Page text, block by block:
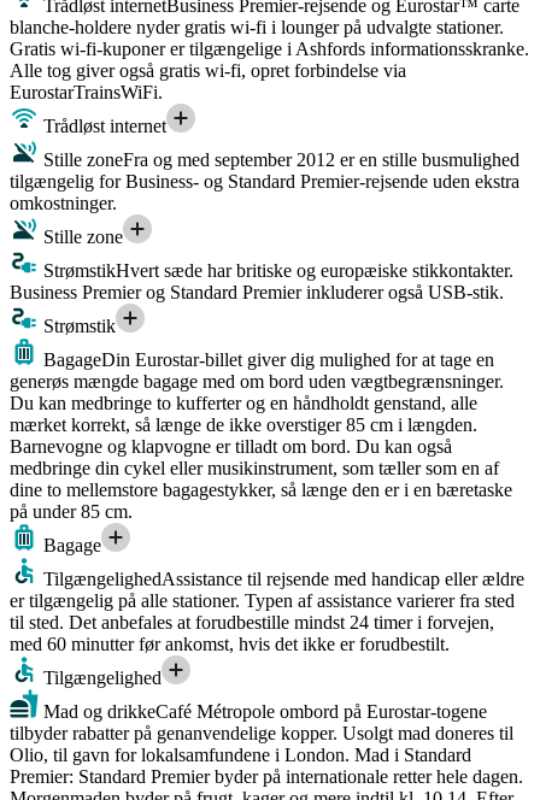
Trådløst internetBusiness Premier-rejsende og Eurostar™ carte
blanche-holdere nyder gratis wi-fi i lounger på udvalgte stationer.
Gratis wi-fi-kuponer er tilgængelige i Ashfords informationsskranke.
Alle tog giver også gratis wi-fi, opret forbindelse via
EurostarTrainsWiFi.
Trådløst internet
Stille zoneFra og med september 2012 er en stille busmulighed
tilgængelig for Business- og Standard Premier-rejsende uden ekstra
omkostninger.
Stille zone
StrømstikHvert sæde har britiske og europæiske stikkontakter.
Business Premier og Standard Premier inkluderer også USB-stik.
Strømstik
BagageDin Eurostar-billet giver dig mulighed for at tage en
generøs mængde bagage med om bord uden vægtbegrænsninger.
Du kan medbringe to kufferter og en håndholdt genstand, alle
mærket korrekt, så længe de ikke overstiger 85 cm i længden.
Barnevogne og klapvogne er tilladt om bord. Du kan også
medbringe din cykel eller musikinstrument, som tæller som en af
dine to mellemstore bagagestykker, så længe den er i en bæretaske
på under 85 cm.
Bagage
TilgængelighedAssistance til rejsende med handicap eller ældre
er tilgængelig på alle stationer. Typen af assistance varierer fra sted
til sted. Det anbefales at forudbestille mindst 24 timer i forvejen,
med 60 minutter før ankomst, hvis det ikke er forudbestilt.
Tilgængelighed
Mad og drikkeCafé Métropole ombord på Eurostar-togene
tilbyder rabatter på genanvendelige kopper. Usolgt mad doneres til
Olio, til gavn for lokalsamfundene i London. Mad i Standard
Premier: Standard Premier byder på internationale retter hele dagen.